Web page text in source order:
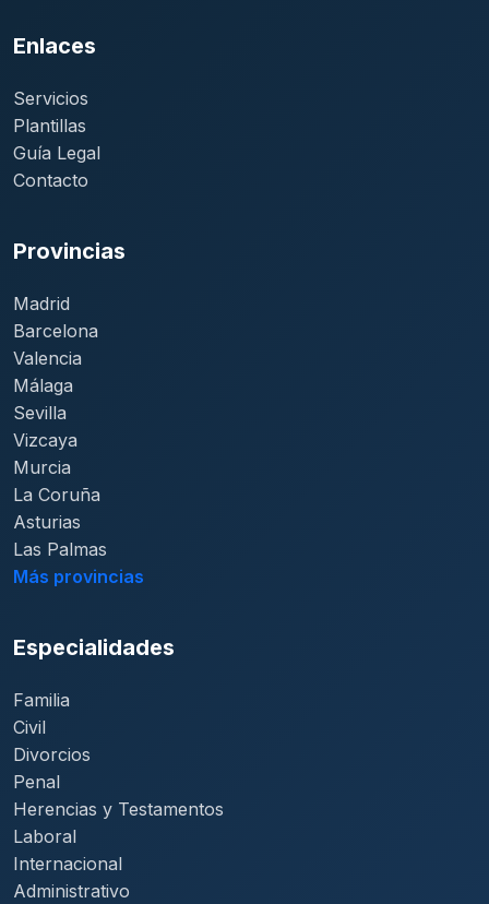
Enlaces
Servicios
Plantillas
Guía Legal
Contacto
Provincias
Madrid
Barcelona
Valencia
Málaga
Sevilla
Vizcaya
Murcia
La Coruña
Asturias
Las Palmas
Más provincias
Especialidades
Familia
Civil
Divorcios
Penal
Herencias y Testamentos
Laboral
Internacional
Administrativo